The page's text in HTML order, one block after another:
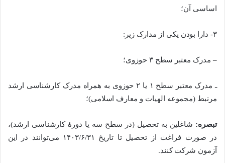
اساسی آن؛
۳- دارا بودن یکی از مدارک زیر:
– مدرک معتبر سطح ۳ حوزوی؛
ـ مدرک معتبر سطح ۱ یا ۲ حوزوی به همراه مدرک کارشناسی ارشد
مرتبط (مجموعه الهیات و معارف اسلامی)؛
تبصره: شاغلین به تحصیل (در سطح سه یا دورۀ کارشناسی ارشد)،
در صورت فراغت از تحصیل تا تاریخ ۱۴۰۳/۶/۳۱ می‌توانند در این
آزمون شرکت کنند.